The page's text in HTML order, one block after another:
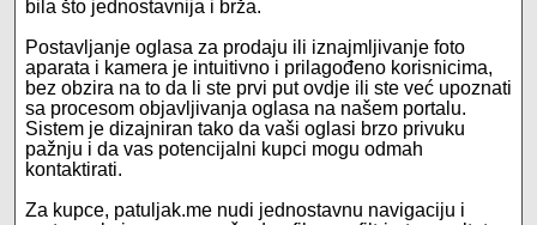
bila što jednostavnija i brža.
Postavljanje oglasa za prodaju ili iznajmljivanje foto
aparata i kamera je intuitivno i prilagođeno korisnicima,
bez obzira na to da li ste prvi put ovdje ili ste već upoznati
sa procesom objavljivanja oglasa na našem portalu.
Sistem je dizajniran tako da vaši oglasi brzo privuku
pažnju i da vas potencijalni kupci mogu odmah
kontaktirati.
Za kupce, patuljak.me nudi jednostavnu navigaciju i